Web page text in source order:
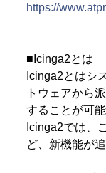
https://
■Icinga2とは
Icinga2とはシ
トウェアから
することが可能
Icinga2では、
ど、新機能が